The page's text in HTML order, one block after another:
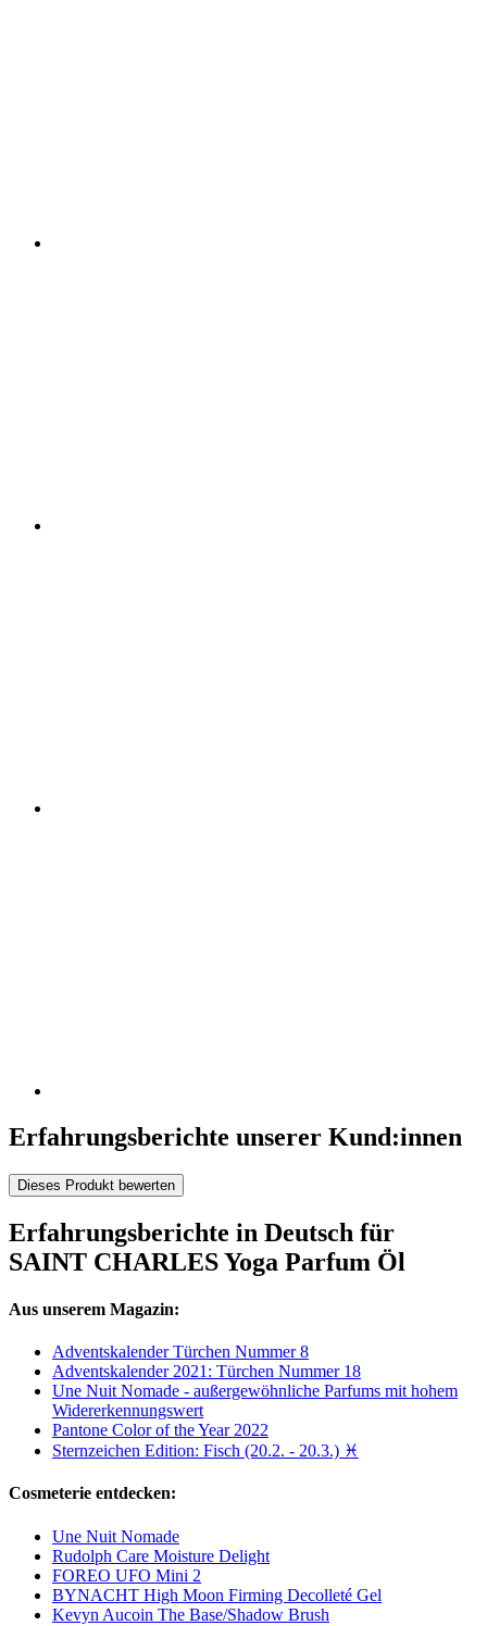
Erfahrungsberichte unserer Kund:innen
Dieses Produkt bewerten
Erfahrungsberichte in Deutsch für
SAINT CHARLES Yoga Parfum Öl
Aus unserem Magazin:
Adventskalender Türchen Nummer 8
Adventskalender 2021: Türchen Nummer 18
Une Nuit Nomade - außergewöhnliche Parfums mit hohem
Widererkennungswert
Pantone Color of the Year 2022
Sternzeichen Edition: Fisch (20.2. - 20.3.) ♓
Cosmeterie entdecken:
Une Nuit Nomade
Rudolph Care Moisture Delight
FOREO UFO Mini 2
BYNACHT High Moon Firming Decolleté Gel
Kevyn Aucoin The Base/Shadow Brush